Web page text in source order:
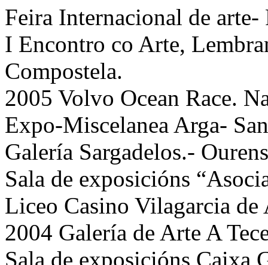
Feira Internacional de
I Encontro co Arte,
Compostela.
2005 Volvo Ocean Race.
Expo-Miscelanea Arga-
Galería Sargadelos.-
Sala de exposicións
Liceo Casino Vilagarcia de
2004 Galería de Arte A
Sala de exposicións Caixa